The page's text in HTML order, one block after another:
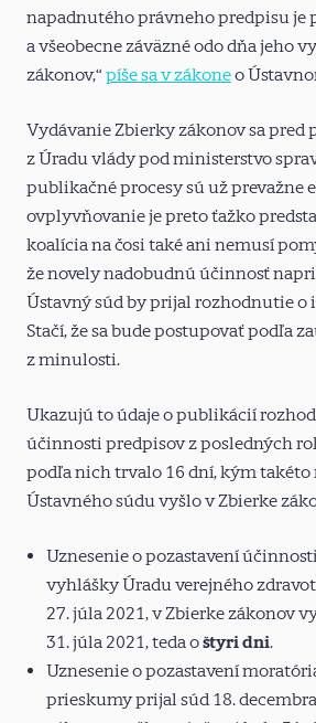
napadnutého právneho predpisu je
a všeobecne záväzné odo dňa jeho
zákonov,“ píše sa v zákoneo
Vydávanie Zbierky zákonov sa pred
z Úradu vlády pod ministerstvo
publikačné procesy sú už prevažne
ovplyvňovanie je preto ťažko
koalícia na čosi také ani nemusí
že novely nadobudnú účinnosť
Ústavný súd by prijal rozhodnutie o
Stačí, že sa bude postupovať podľa
z minulosti.
Ukazujú to údaje o publikácií
účinnosti predpisov z posledných
podľa nich trvalo 16 dní, kým
Ústavného súdu vyšlo v Zbierke
Uznesenie o pozastavení
vyhlášky Úradu verejného
27. júla 2021, v Zbierke zákonov
31. júla 2021, teda oštyri dni.
Uznesenie o pozastavení
prieskumy prijal súd 18.